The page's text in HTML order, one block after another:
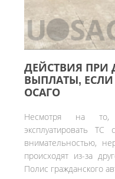
ДЕЙСТВИЯ ПРИ
ВЫПЛАТЫ, ЕСЛИ
ОСАГО
Несмотря на
эксплуатировать
внимательностью,
происходят из-за
Полис гражданского